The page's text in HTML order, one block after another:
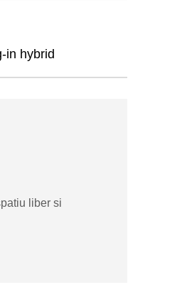
in hybrid
liber si